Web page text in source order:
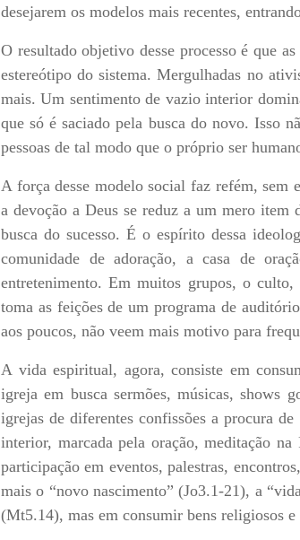
desejarem os modelos mais recentes,
O resultado objetivo desse processo é que
estereótipo do sistema. Mergulhadas no
mais. Um sentimento de vazio interior
que só é saciado pela busca do novo. Isso
pessoas de tal modo que o próprio ser
A força desse modelo social faz refém,
a devoção a Deus se reduz a um mero item
busca do sucesso. É o espírito dessa
comunidade de adoração, a casa de
entretenimento. Em muitos grupos, o
toma as feições de um programa de
aos poucos, não veem mais motivo para
A vida espiritual, agora, consiste em
igreja em busca sermões, músicas, shows
igrejas de diferentes confissões a procura
interior, marcada pela oração, meditação
participação em eventos, palestras,
mais o “novo nascimento” (Jo3.1-21), a
(Mt5.14), mas em consumir bens religiosos